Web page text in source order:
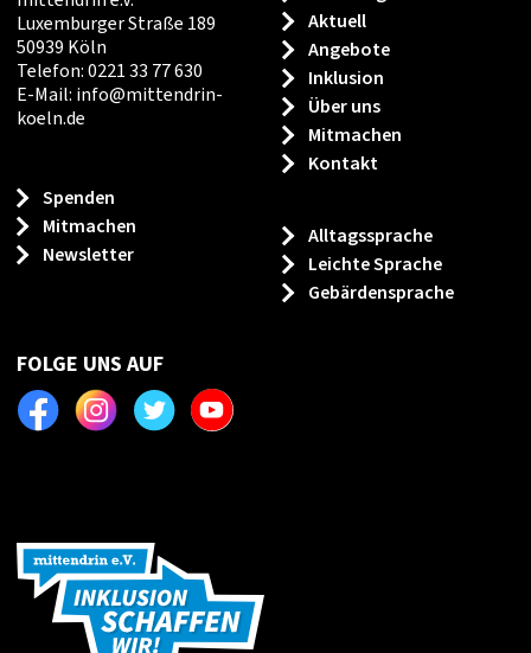
Luxemburger Straße 189
50939 Köln
Telefon: 0221 33 77 630
E-Mail: info@mittendrin-
koeln.de
Spenden
Mitmachen
Newsletter
Aktuell
Angebote
Inklusion
Über uns
Mitmachen
Kontakt
Alltagssprache
Leichte Sprache
Gebärdensprache
FOLGE UNS AUF
FacebookInstagramTwitter